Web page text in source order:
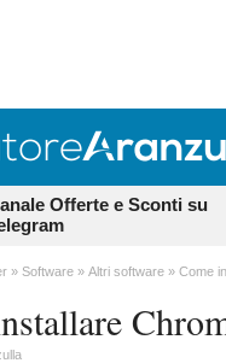
Offerte e Sconti su
Software Altri software Come